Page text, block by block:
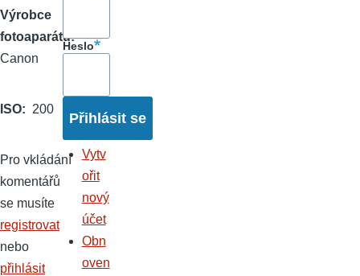
Výrobce
fotoaparátu
Canon
ISO 200
Pro vkládání
komentářů
se musíte
registrovat
nebo
přihlásit
Heslo
Vytv
ořit
nový
účet
Obn
oven